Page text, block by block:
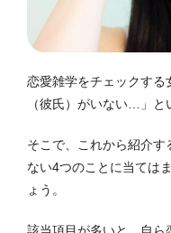
恋愛雑学をチェックする
（彼氏）がいない…」と
そこで、これから紹介
ない4つのことに当ては
ょう。